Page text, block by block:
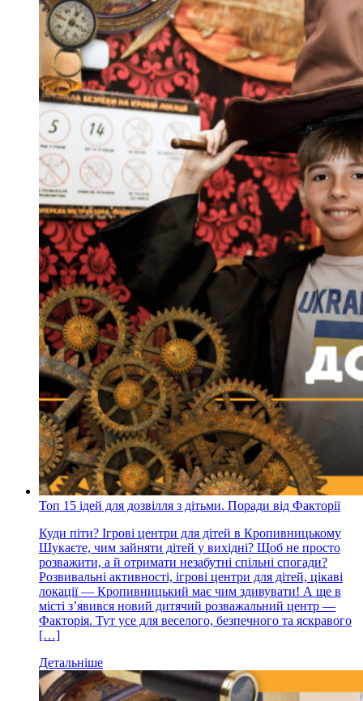
Топ 15 ідей для дозвілля з дітьми. Поради від Факторії
Куди піти? Ігрові центри для дітей в Кропивницькому
Шукаєте, чим зайняти дітей у вихідні? Щоб не просто
розважити, а й отримати незабутні спільні спогади?
Розвивальні активності, ігрові центри для дітей, цікаві
локації — Кропивницький має чим здивувати! А ще в
місті з’явився новий дитячий розважальний центр —
Факторія. Тут усе для веселого, безпечного та яскравого
[…]
Детальніше